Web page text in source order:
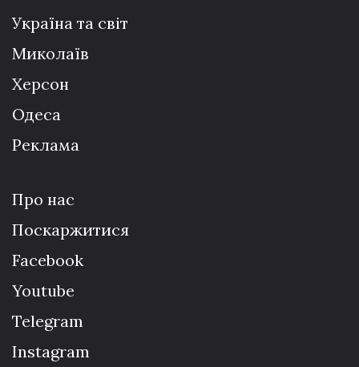
Україна та світ
Миколаїв
Херсон
Одеса
Реклама
Про нас
Поскаржитися
Facebook
Youtube
Telegram
Instagram